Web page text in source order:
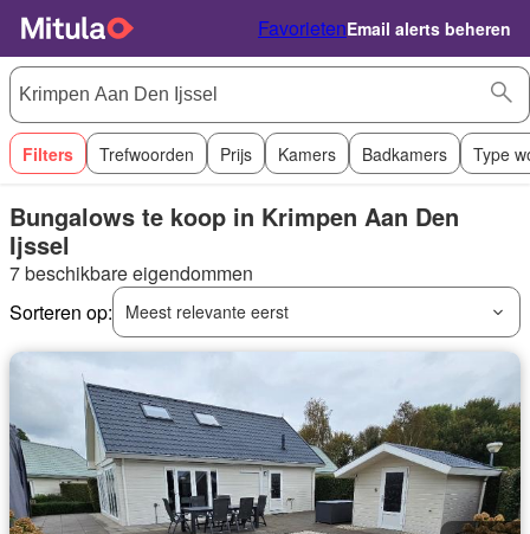
FavorietenEmail alerts beheren
Filters Trefwoorden Prijs Kamers Badkamers Type
Bungalows te koop in Krimpen Aan Den
Ijssel
7 beschikbare eigendommen
Sorteren op:
Meest relevante eerst